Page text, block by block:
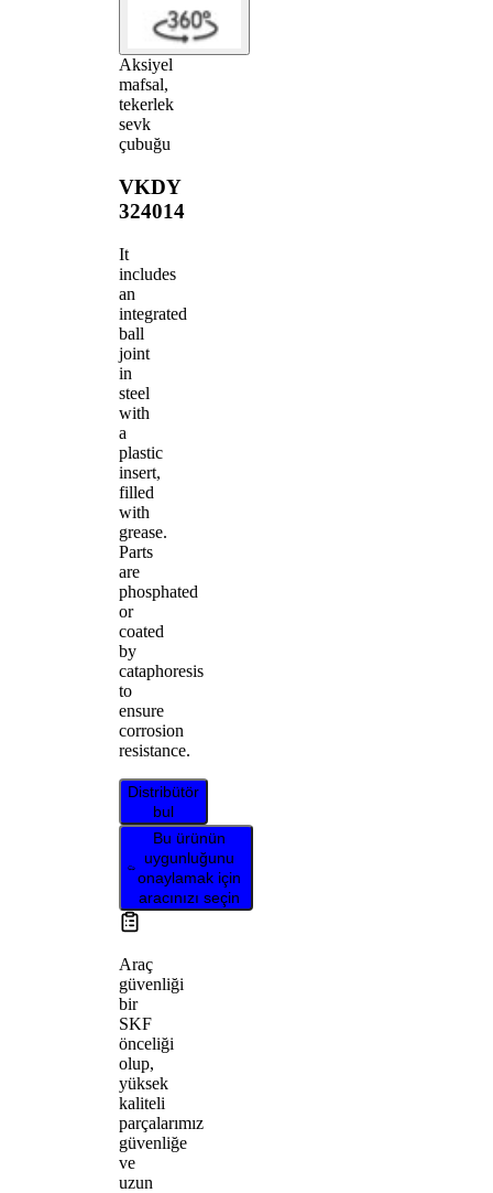
Aksiyel
mafsal,
tekerlek
sevk
çubuğu
VKDY
324014
It
includes
an
integrated
ball
joint
in
steel
with
a
plastic
insert,
filled
with
grease.
Parts
are
phosphated
or
coated
by
cataphoresis
to
ensure
corrosion
resistance.
Distribütör
bul
Bu ürünün
uygunluğunu
onaylamak için
aracınızı seçin
Araç
güvenliği
bir
SKF
önceliği
olup,
yüksek
kaliteli
parçalarımız
güvenliğe
ve
uzun